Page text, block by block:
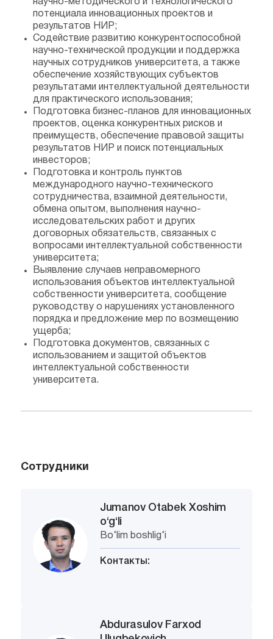
научно-методического и технологического
потенциала инновационных проектов и
результатов НИР;
Содействие развитию конкурентоспособной
научно-технической продукции и поддержка
научных сотрудников университета, а также
обеспечение хозяйствующих субъектов
результатами интеллектуальной деятельности
для практического использования;
Подготовка бизнес-планов для инновационных
проектов, оценка конкурентных рисков и
преимуществ, обеспечение правовой защиты
результатов НИР и поиск потенциальных
инвесторов;
Подготовка и контроль пунктов
международного научно-технического
сотрудничества, взаимной деятельности,
обмена опытом, выполнения научно-
исследовательских работ и других
договорных обязательств, связанных с
вопросами интеллектуальной собственности
университета;
Выявление случаев неправомерного
использования объектов интеллектуальной
собственности университета, сообщение
руководству о нарушениях установленного
порядка и предложение мер по возмещению
ущерба;
Подготовка документов, связанных с
использованием и защитой объектов
интеллектуальной собственности
университета.
Сотрудники
Jumanov Otabek Xoshim
o‘g‘li
Bo‘lim boshlig‘i
Контакты:
Abdurasulov Farxod